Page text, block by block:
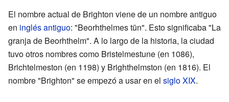
El nombre actual de Brighton viene de un nombre antiguo
en inglés antiguo: "Beorhthelmes tūn". Esto significaba "La
granja de Beorhthelm". A lo largo de la historia, la ciudad
tuvo otros nombres como Bristelmestune (en 1086),
Brichtelmeston (en 1198) y Brighthelmston (en 1816). El
nombre "Brighton" se empezó a usar en el siglo XIX.